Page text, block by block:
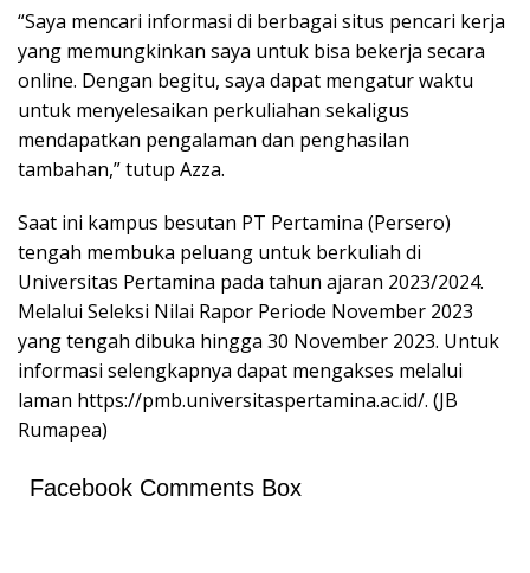
“Saya mencari informasi di berbagai situs pencari kerja
yang memungkinkan saya untuk bisa bekerja secara
online. Dengan begitu, saya dapat mengatur waktu
untuk menyelesaikan perkuliahan sekaligus
mendapatkan pengalaman dan penghasilan
tambahan,” tutup Azza.
Saat ini kampus besutan PT Pertamina (Persero)
tengah membuka peluang untuk berkuliah di
Universitas Pertamina pada tahun ajaran 2023/2024.
Melalui Seleksi Nilai Rapor Periode November 2023
yang tengah dibuka hingga 30 November 2023. Untuk
informasi selengkapnya dapat mengakses melalui
laman https://pmb.universitaspertamina.ac.id/. (JB
Rumapea)
Facebook Comments Box